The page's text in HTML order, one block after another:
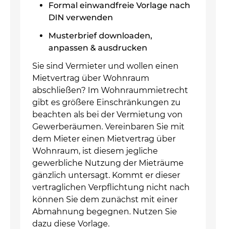
Formal einwandfreie Vorlage nach
DIN verwenden
Musterbrief downloaden,
anpassen & ausdrucken
Sie sind Vermieter und wollen einen
Mietvertrag über Wohnraum
abschließen? Im Wohnraummietrecht
gibt es größere Einschränkungen zu
beachten als bei der Vermietung von
Gewerberäumen. Vereinbaren Sie mit
dem Mieter einen Mietvertrag über
Wohnraum, ist diesem jegliche
gewerbliche Nutzung der Mieträume
gänzlich untersagt. Kommt er dieser
vertraglichen Verpflichtung nicht nach
können Sie dem zunächst mit einer
Abmahnung begegnen. Nutzen Sie
dazu diese Vorlage.